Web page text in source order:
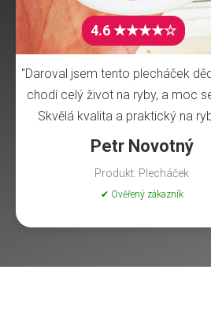
4.6 ★★★★☆
"Daroval jsem tento plecháček
chodí celý život na ryby, a moc
Skvělá kvalita a praktický na
Petr Novotný
Produkt: Plecháček
✔ Ověřený zákazník